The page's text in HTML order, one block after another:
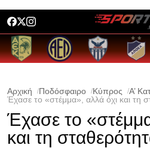
Αρχική Ποδόσφαιρο Κύπρος
Α’
Έχασε το «στέμμα», αλλά όχι και τη
Έχασε το
και τη